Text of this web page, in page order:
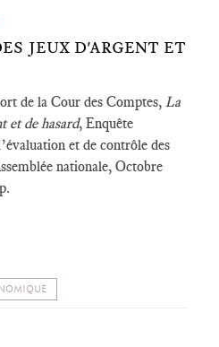
JEUX D'ARGENT ET
de la Cour des Comptes, La
et de hasard, Enquête
et de contrôle des
nationale, Octobre